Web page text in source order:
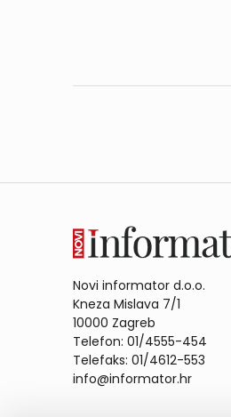
Novi informator d.o.o.
Kneza Mislava 7/1
10000 Zagreb
Telefon: 01/4555-454
Telefaks: 01/4612-553
info@informator.hr